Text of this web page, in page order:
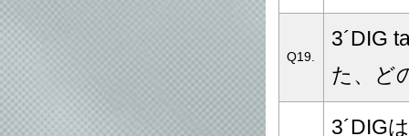
Q19.
3´DIG
た、ど
3´DIG